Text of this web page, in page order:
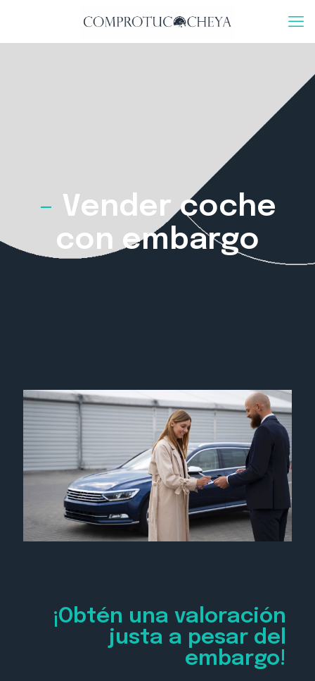
- Vender coche
con embargo
¡Obtén una valoración
justa a pesar del
embargo!